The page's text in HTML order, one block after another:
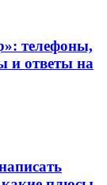
телефоны,
и ответы на